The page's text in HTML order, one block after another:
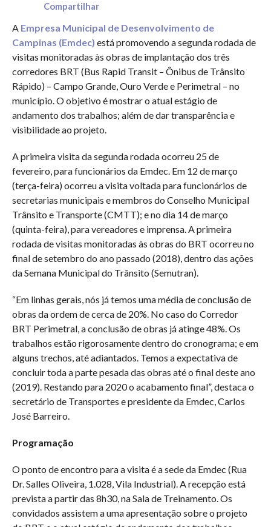
Compartilhar
A Empresa Municipal de Desenvolvimento de
Campinas (Emdec) está promovendo a segunda rodada de
visitas monitoradas às obras de implantação dos três
corredores BRT (Bus Rapid Transit – Ônibus de Trânsito
Rápido) – Campo Grande, Ouro Verde e Perimetral – no
município. O objetivo é mostrar o atual estágio de
andamento dos trabalhos; além de dar transparência e
visibilidade ao projeto.
A primeira visita da segunda rodada ocorreu 25 de
fevereiro, para funcionários da Emdec. Em 12 de março
(terça-feira) ocorreu a visita voltada para funcionários de
secretarias municipais e membros do Conselho Municipal
Trânsito e Transporte (CMTT); e no dia 14 de março
(quinta-feira), para vereadores e imprensa. A primeira
rodada de visitas monitoradas às obras do BRT ocorreu no
final de setembro do ano passado (2018), dentro das ações
da Semana Municipal do Trânsito (Semutran).
“Em linhas gerais, nós já temos uma média de conclusão de
obras da ordem de cerca de 20%. No caso do Corredor
BRT Perimetral, a conclusão de obras já atinge 48%. Os
trabalhos estão rigorosamente dentro do cronograma; e em
alguns trechos, até adiantados. Temos a expectativa de
concluir toda a parte pesada das obras até o final deste ano
(2019). Restando para 2020 o acabamento final”, destaca o
secretário de Transportes e presidente da Emdec, Carlos
José Barreiro.
Programação
O ponto de encontro para a visita é a sede da Emdec (Rua
Dr. Salles Oliveira, 1.028, Vila Industrial). A recepção está
prevista a partir das 8h30, na Sala de Treinamento. Os
convidados assistem a uma apresentação sobre o projeto